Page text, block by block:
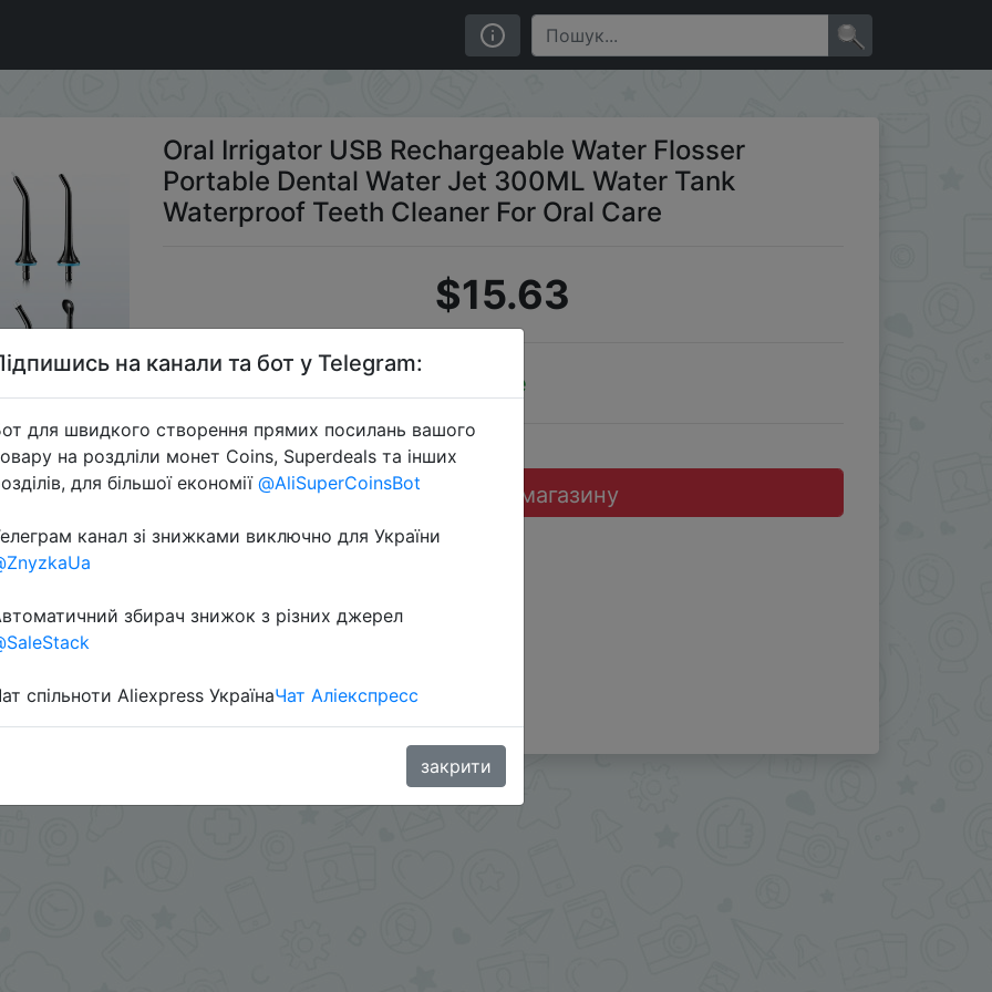
Dental Water Jet 300ML Water Tank Waterproof Teeth Cleaner For Oral Care
Oral Irrigator USB Rechargeable Water Flosser
Portable Dental Water Jet 300ML Water Tank
Waterproof Teeth Cleaner For Oral Care
$15.63
Sale
Перейти до магазину
%2B8jHVizJO6XY3M2Qy
на канали та бот у Telegram:
для швидкого створення прямих посилань вашого
на роздліли монет Coins, Superdeals та інших
для більшої економії @AliSuperCoinsBot
канал зі знижками виключно для України
збирач знижок з різних джерел
спільноти Aliexpress УкраїнаЧат Аліекспресс
закрити